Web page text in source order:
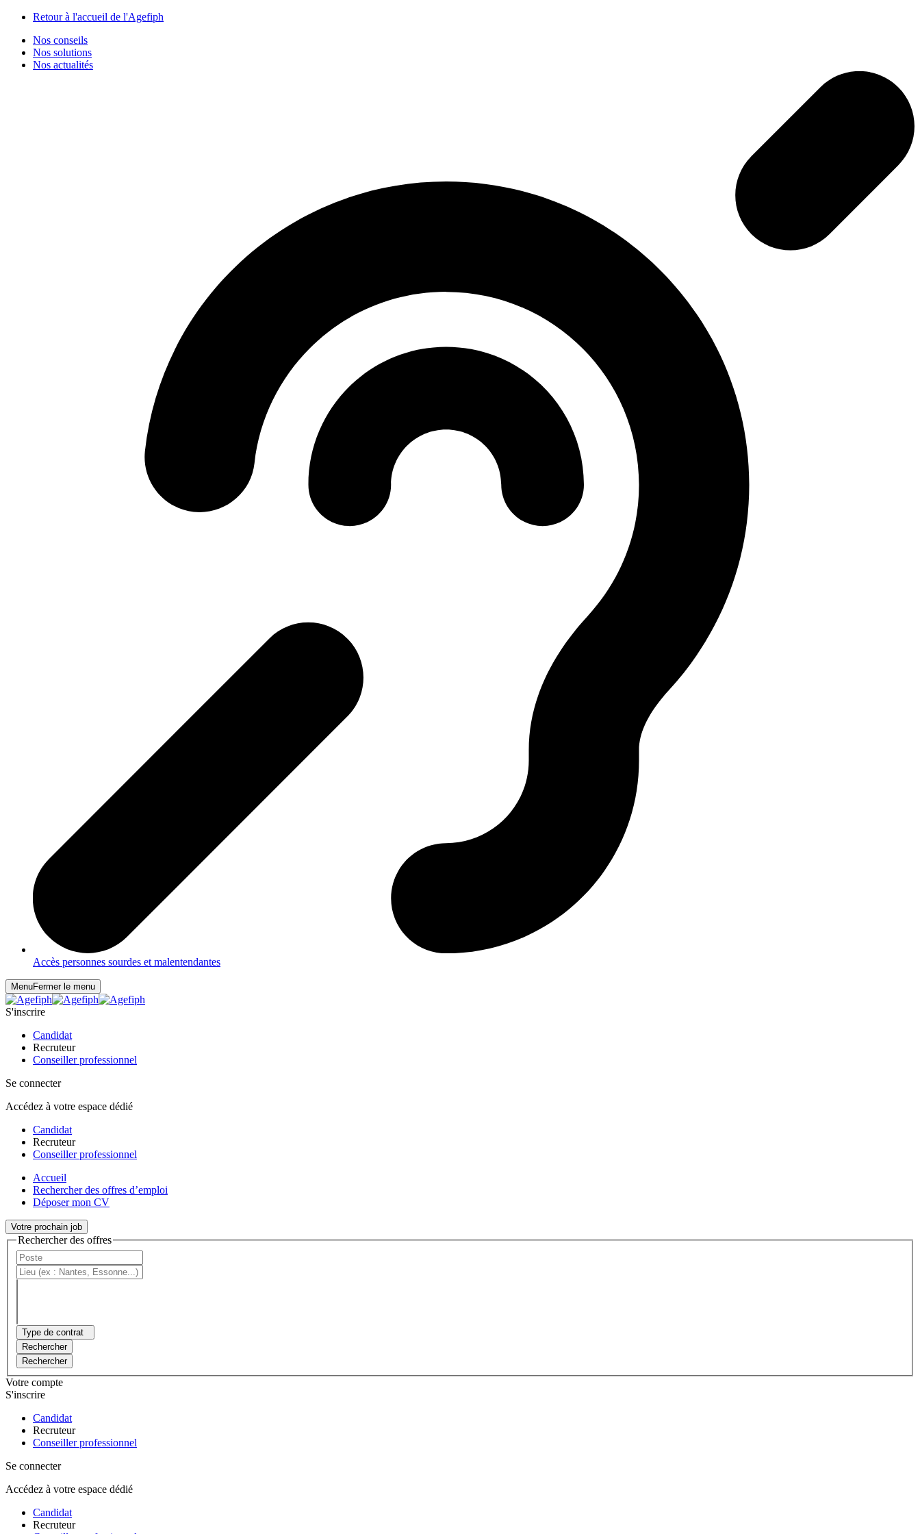
Retour à l'accueil de l'Agefiph
Nos conseils
Nos solutions
Nos actualités
Accès personnes sourdes et malentendantes
MenuFermer le menu
S'inscrire
Candidat
Recruteur
Conseiller professionnel
Se connecter
Accédez à votre espace dédié
Candidat
Recruteur
Conseiller professionnel
Accueil
Rechercher des offres d’emploi
Déposer mon CV
Votre prochain job
Rechercher des offres
Type de contrat
Rechercher
Rechercher
Votre compte
S'inscrire
Candidat
Recruteur
Conseiller professionnel
Se connecter
Accédez à votre espace dédié
Candidat
Recruteur